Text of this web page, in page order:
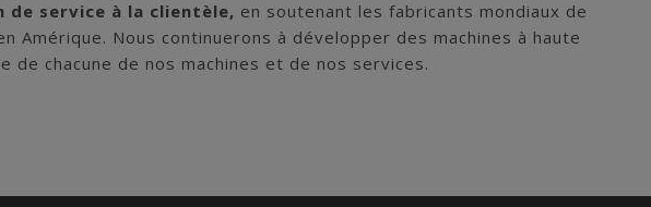
de service à la clientèle, en soutenant les fabricants mondiaux de
Amérique. Nous continuerons à développer des machines à haute
chacune de nos machines et de nos services.